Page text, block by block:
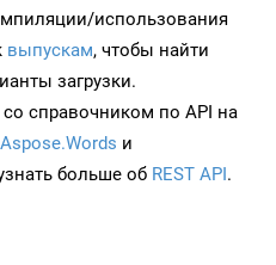
использования
выпускам, чтобы найти
загрузки.
справочником по API на
Aspose.Words и
больше об REST API.